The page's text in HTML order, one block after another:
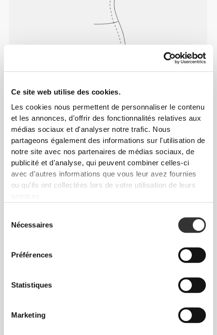
Ce site web utilise des cookies.
Les cookies nous permettent de personnaliser le contenu
et les annonces, d'offrir des fonctionnalités relatives aux
médias sociaux et d'analyser notre trafic. Nous
partageons également des informations sur l'utilisation de
notre site avec nos partenaires de médias sociaux, de
publicité et d'analyse, qui peuvent combiner celles-ci
avec d'autres informations que vous leur avez fournies
ou qu'ils ont collectées lors de votre utilisation de leurs
Nécessaires
Préférences
Statistiques
Marketing
Totale liberté de mouvement. Ton
option confortable et facile pour un
TAILLE RECOMMANDÉE SELON
(in)
XS
56 - 64
22" - 25"